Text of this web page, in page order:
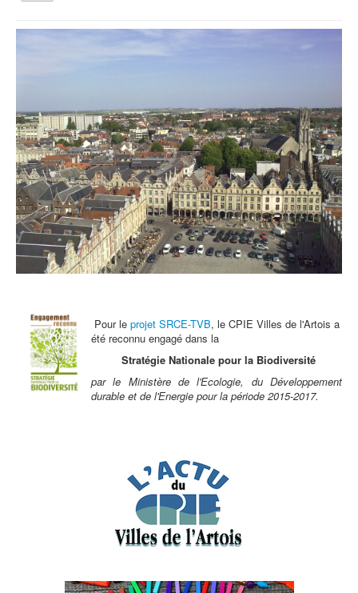
la
Vous êtes ici :
Accueil
Animations et éducation
Accompagnement du territoire et ingénierie
Espace Info Energie
Guide Nature Patrimoine Volontaire (GNPV)
Centre de Ressources du Territoire (CRT)
Contact
Pour le projet SRCE-TVB, le CPIE Villes de l'Artois a
été reconnu engagé dans la
Stratégie Nationale pour la Biodiversité
par le Ministère de l'Ecologie, du Développement
durable et de l'Energie pour la période 2015-2017.